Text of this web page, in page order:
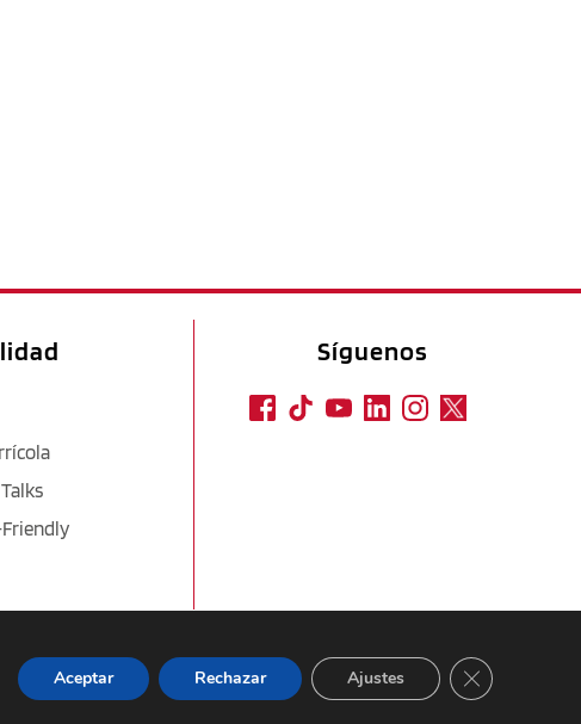
Síguenos
Aceptar Rechazar Ajustes CERRAR EL